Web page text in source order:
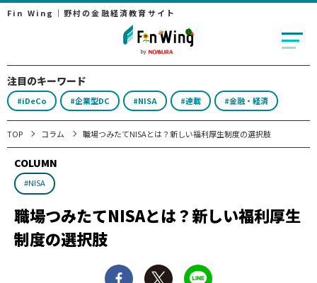
Fin Wing｜野村の金融経済教育サイト
注目のキーワード
#iDeCo #企業型DC #NISA #連載 #金融・経済
TOP コラム 職場つみたてNISAとは？新しい福利厚生制度の選択肢
COLUMN
#NISA
職場つみたてNISAとは？新しい福利厚生
制度の選択肢